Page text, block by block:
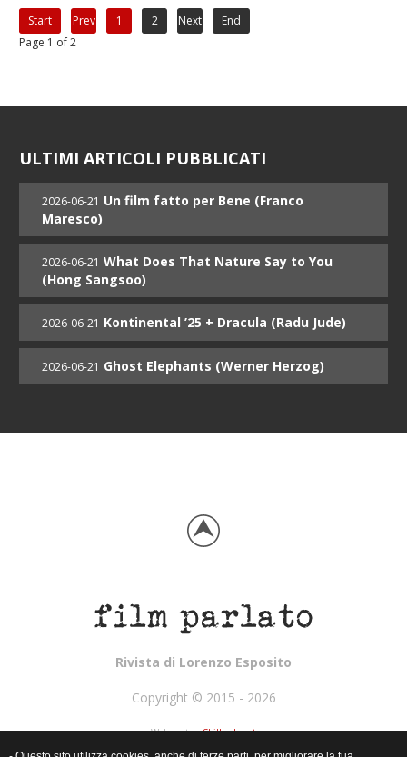
Start Prev 1 2 Next
End
Page 1 of 2
ULTIMI ARTICOLI PUBBLICATI
2026-06-21 Un film fatto per Bene (Franco
Maresco)
2026-06-21 What Does That Nature Say to You
(Hong Sangsoo)
2026-06-21 Kontinental ’25 + Dracula (Radu Jude)
2026-06-21 Ghost Elephants (Werner Herzog)
Rivista di Lorenzo Esposito
Copyright © 2015 - 2026
Webmaster:Skillweb.net